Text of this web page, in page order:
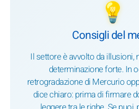
💡
Consigli del
Il settore è avvolto da illusioni,
determinazione forte. In
retrogradazione di Mercurio
dice chiaro: prima di firmare